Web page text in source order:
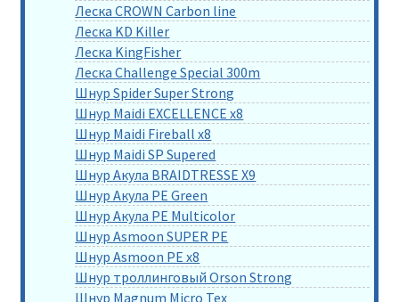
Леска CROWN Carbon line
Леска KD Killer
Леска KingFisher
Леска Challenge Special 300m
Шнур Spider Super Strong
Шнур Maidi EXCELLENCE x8
Шнур Maidi Fireball x8
Шнур Maidi SP Supered
Шнур Акула BRAIDTRESSE X9
Шнур Акула PE Green
Шнур Акула PE Multicolor
Шнур Asmoon SUPER PE
Шнур Asmoon PE x8
Шнур троллинговый Orson Strong
Шнур Magnum Micro Tex